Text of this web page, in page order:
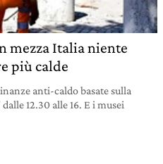
mezza Italia niente
più calde
anti-caldo basate sulla
12.30 alle 16. E i musei